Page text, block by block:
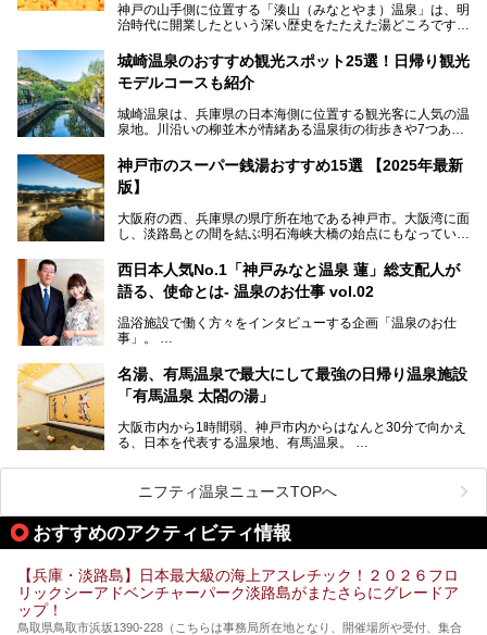
神戸の山手側に位置する「湊山（みなとやま）温泉」は、明
治時代に開業したという深い歴史をたたえた湯どころです。
っぱいに浮かぶアヒルちゃん。さらに、ゆったりくつろげて
コワーキングも可能な休憩スペースも人気に。斬新な企画や
設備で人々をアッと驚かせる湊山温泉の魅力をリポートしま
城崎温泉のおすすめ観光スポット25選！日帰り観光
モデルコースも紹介
城崎温泉は、兵庫県の日本海側に位置する観光客に人気の温
泉地。川沿いの柳並木が情緒ある温泉街の街歩きや7つある
られています。鉄道の駅から温泉街が近く、歩いて回るのに
ちょうどよい規模で、日帰りでの訪問にもおすすめです。
の観光スポットをピックアップ。温泉やご当地グルメなどを
盛り込んだ日帰り観光モデルコースも紹介しているので、ぜ
神戸市のスーパー銭湯おすすめ15選 【2025年最新
版】
大阪府の西、兵庫県の県庁所在地である神戸市。大阪湾に面
し、淡路島との間を結ぶ明石海峡大橋の始点にもなっていま
華街をはじめ、きらびやかに発展したハーバーランドなど、
人気観光スポットもめじろ押しです。
そして、温泉好きの視点から見ると、神戸市といえば何とい
湯です。そのお湯をリーズナブルに体験できる健康ランドや
スーパー銭湯があったら……。今回はそんな希望に沿う施設
きます！
西日本人気No.1「神戸みなと温泉 蓮」総支配人が
語る、使命とは- 温泉のお仕事 vol.02
温浴施設で働く方々をインタビューする企画「温泉のお仕
事」。
ング西日本1位、2年連続「ベストオブ宿泊賞」に輝いた
「神戸みなと温泉 蓮」の魅力に迫りました！
名湯、有馬温泉で最大にして最強の日帰り温泉施設
「有馬温泉 太閤の湯」
大阪市内から1時間弱、神戸市内からはなんと30分で向かえ
る、日本を代表する温泉地、有馬温泉。
有名な「金泉」と「銀泉」に加え、人工のの炭酸泉まで楽し
める、ある意味「最強」ともいえる施設です。
今回は自慢のお湯をメインにその魅力の数々を紹介します！
ニフティ温泉ニュースTOPへ
おすすめのアクティビティ情報
【兵庫・淡路島】日本最大級の海上アスレチック！２０２６フロ
リックシーアドベンチャーパーク淡路島がまたさらにグレードア
ップ！
鳥取県鳥取市浜坂1390‐228（こちらは事務局所在地となり、開催場所や受付、集合